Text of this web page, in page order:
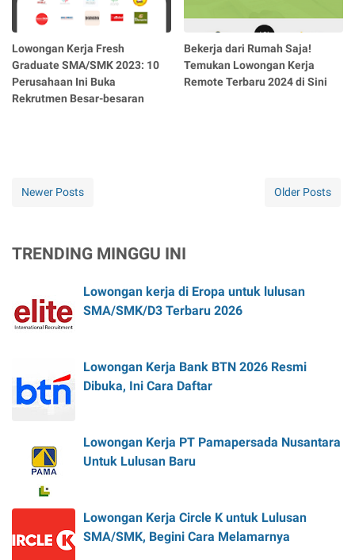
Lowongan Kerja Fresh
Graduate SMA/SMK 2023: 10
Perusahaan Ini Buka
Rekrutmen Besar-besaran
Bekerja dari Rumah Saja!
Temukan Lowongan Kerja
Remote Terbaru 2024 di Sini
Newer Posts Older Posts
TRENDING MINGGU INI
Lowongan kerja di Eropa untuk lulusan
SMA/SMK/D3 Terbaru 2026
Lowongan Kerja Bank BTN 2026 Resmi
Dibuka, Ini Cara Daftar
Lowongan Kerja PT Pamapersada Nusantara
Untuk Lulusan Baru
Lowongan Kerja Circle K untuk Lulusan
SMA/SMK, Begini Cara Melamarnya